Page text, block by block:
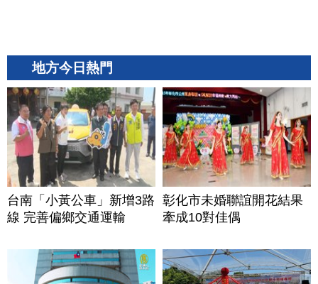
地方今日熱門
台南「小黃公車」新增3路
線 完善偏鄉交通運輸
彰化市未婚聯誼開花結果
牽成10對佳偶